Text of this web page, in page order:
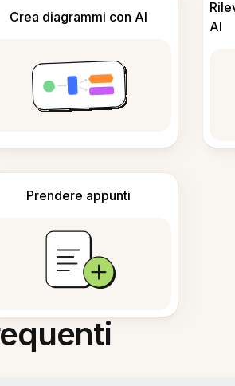
Crea diagrammi con AI
AI
Prendere appunti